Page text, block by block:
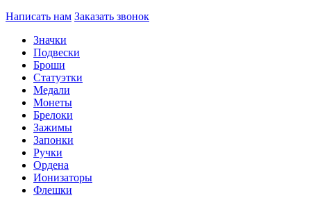
Написать нам Заказать звонок
Значки
Подвески
Броши
Статуэтки
Медали
Монеты
Брелоки
Зажимы
Запонки
Ручки
Ордена
Ионизаторы
Флешки